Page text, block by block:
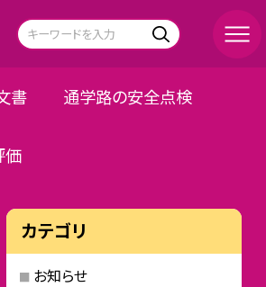
書 通学路の安全点検
価
カテゴリ
お知らせ